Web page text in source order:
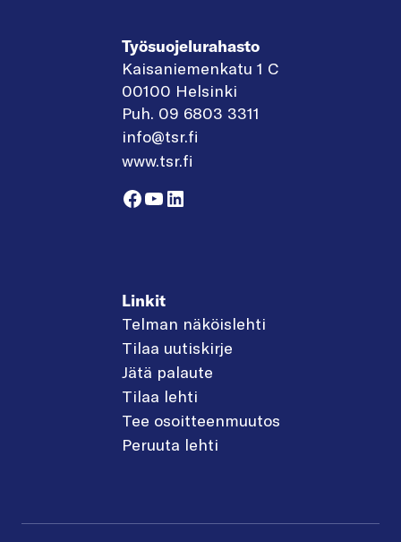
Työsuojelurahasto
Kaisaniemenkatu 1 C
00100 Helsinki
Puh. 09 6803 3311
info@tsr.fi
www.tsr.fi
Facebook
YouTube
LinkedIn
Linkit
Telman näköislehti
Tilaa uutiskirje
Jätä palaute
Tilaa lehti
Tee osoitteenmuutos
Peruuta lehti